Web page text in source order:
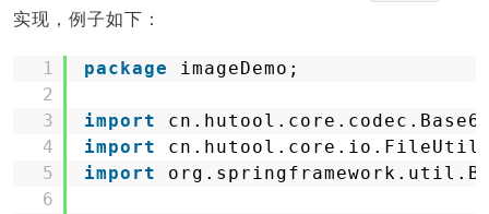
实现，例子如下：
1
2
3
4
5
6
package imageDemo;
import
import
import